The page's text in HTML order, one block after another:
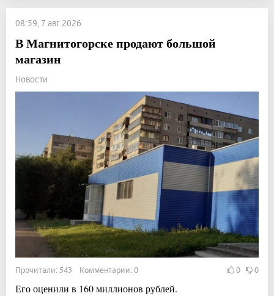
08:59, 7 авг 2026
В Магнитогорске продают большой
магазин
Новости
Прочитали: 543 Комментарии: 0 0 0
Его оценили в 160 миллионов рублей.